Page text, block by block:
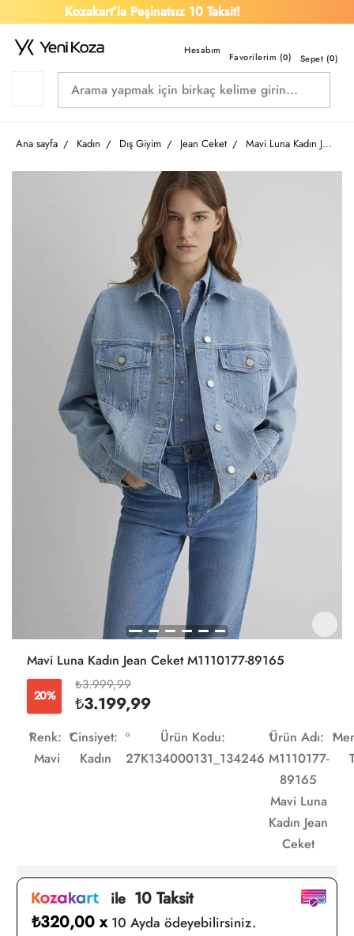
Kozakart’la Peşinatsız 10 Taksit!
Favorilerim (0) Sepet (0)
Ana sayfa Kadın Dış Giyim Jean Ceket Mavi Luna Kadın Jean Ceket M1110177-89165
Mavi Luna Kadın Jean Ceket M1110177-89165
20%
₺3.999,99
₺3.199,99
Renk:
Mavi
Cinsiyet:
Kadın
Ürün Kodu:
27K134000131_134246
Ürün Adı:
M1110177-
89165
Mavi Luna
Kadın Jean
Ceket
ile10 Taksit
₺320,00 x 10 Ayda ödeyebilirsiniz.